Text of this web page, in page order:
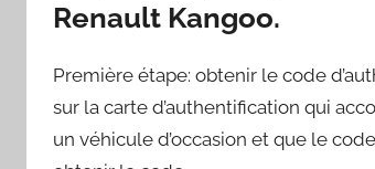
Renault Kangoo.
Première étape: obtenir le code
sur la carte d’authentification qui
un véhicule d’occasion et que le